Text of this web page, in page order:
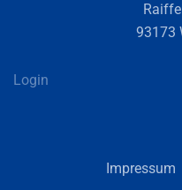
93173
Login
Impressum